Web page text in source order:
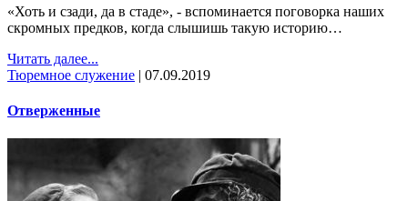
«Хоть и сзади, да в стаде», - вспоминается поговорка наших
скромных предков, когда слышишь такую историю…
Читать далее...
Тюремное служение | 07.09.2019
Отверженные